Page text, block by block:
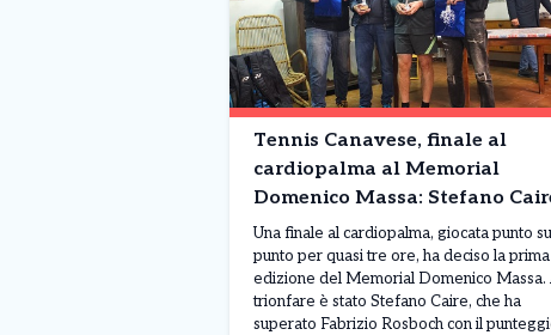
Tennis Canavese, finale al
cardiopalma al Memorial
Domenico Massa: Stefano
conquista il titolo
Una finale al cardiopalma, giocata punto su
punto per quasi tre ore, ha deciso la prima
edizione del Memorial Domenico Massa.
trionfare è stato Stefano Caire, che ha
superato Fabrizio Rosboch con il